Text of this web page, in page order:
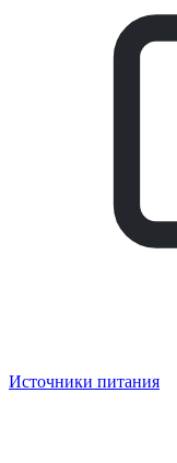
Источники питания